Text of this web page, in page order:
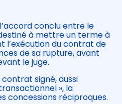
conclu entre le
à mettre un terme à
l’exécution du contrat de
de sa rupture, avant
le juge.
contrat signé, aussi
», la
concessions réciproques.